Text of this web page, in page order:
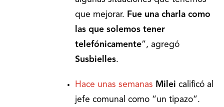
que mejorar. Fue una charla como
las que solemos tener
telefónicamente”, agregó
Susbielles.
Hace unas semanas Milei calificó al
jefe comunal como “un tipazo”.